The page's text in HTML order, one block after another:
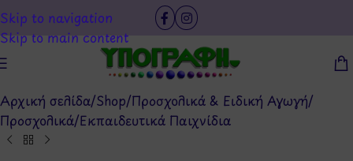
Skip to navigation
Skip to main content
Αρχική σελίδα/Shop/Προσχολικά & Ειδική Αγωγή/
Προσχολικά/Εκπαιδευτικά Παιχνίδια